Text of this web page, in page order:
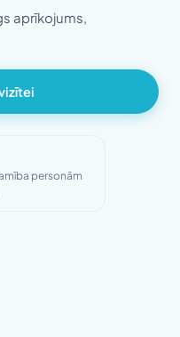
aprīkojums,
personām